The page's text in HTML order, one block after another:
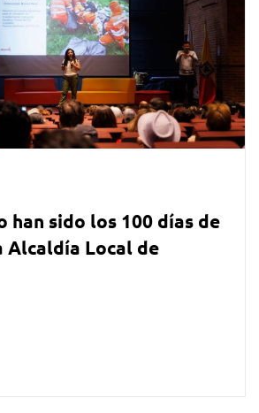
han sido los 100 días de
Alcaldía Local de